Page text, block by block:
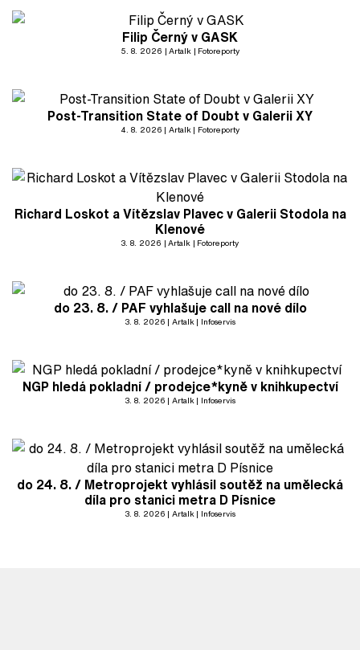
Filip Černý v GASK
5. 8. 2026 Artalk Fotoreporty
Post-Transition State of Doubt v Galerii XY
4. 8. 2026 Artalk Fotoreporty
Richard Loskot a Vítězslav Plavec v Galerii Stodola na
Klenové
3. 8. 2026 Artalk Fotoreporty
do 23. 8. / PAF vyhlašuje call na nové dílo
3. 8. 2026 Artalk Infoservis
NGP hledá pokladní / prodejce*kyně v knihkupectví
3. 8. 2026 Artalk Infoservis
do 24. 8. / Metroprojekt vyhlásil soutěž na umělecká
díla pro stanici metra D Písnice
3. 8. 2026 Artalk Infoservis